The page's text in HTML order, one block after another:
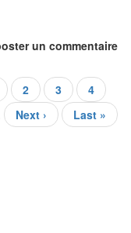
un commentaire
Page
2
Page
courante
3 Page
4
Page
suivante
Next ›
Dernière
page
Last »